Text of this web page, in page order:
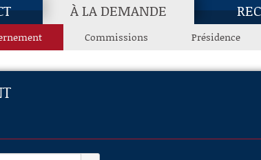
À LA DEMANDE
Commissions Présidence